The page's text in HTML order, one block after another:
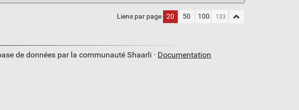
Liens par page 20 50 100
de données par la communauté Shaarli · Documentation